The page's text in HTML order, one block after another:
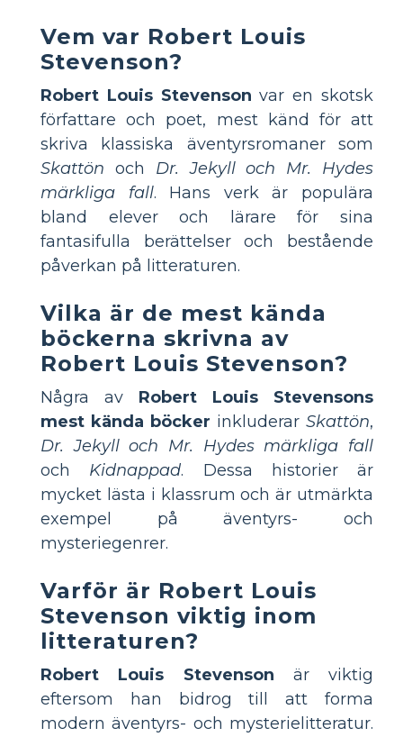
Vem var Robert Louis
Stevenson?
Robert Louis Stevenson var en skotsk
författare och poet, mest känd för att
skriva klassiska äventyrsromaner som
Skattön och Dr. Jekyll och Mr. Hydes
märkliga fall. Hans verk är populära
bland elever och lärare för sina
fantasifulla berättelser och bestående
påverkan på litteraturen.
Vilka är de mest kända
böckerna skrivna av
Robert Louis Stevenson?
Några av Robert Louis Stevensons
mest kända böcker inkluderar Skattön,
Dr. Jekyll och Mr. Hydes märkliga fall
och Kidnappad. Dessa historier är
mycket lästa i klassrum och är utmärkta
exempel på äventyrs- och
mysteriegenrer.
Varför är Robert Louis
Stevenson viktig inom
litteraturen?
Robert Louis Stevenson är viktig
eftersom han bidrog till att forma
modern äventyrs- och mysterielitteratur.